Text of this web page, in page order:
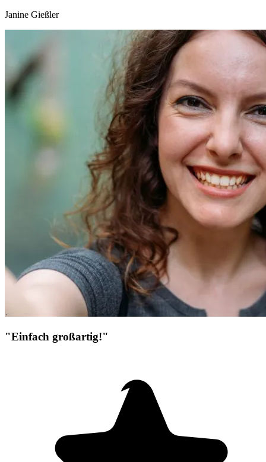
Janine Gießler
"Einfach großartig!"